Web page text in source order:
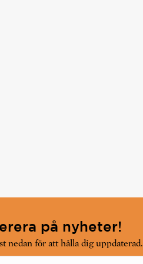
på nyheter!
nedan för att hålla dig uppdaterad.